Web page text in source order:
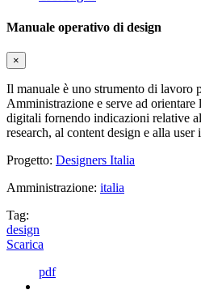
Manuale operativo di design
×
Il manuale è uno strumento di lavoro
Amministrazione e serve ad
digitali fornendo indicazioni relative
research, al content design e alla user
Progetto: Designers Italia
Amministrazione: italia
Tag:
design
Scarica
pdf